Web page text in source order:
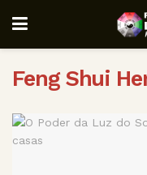
Feng Shui